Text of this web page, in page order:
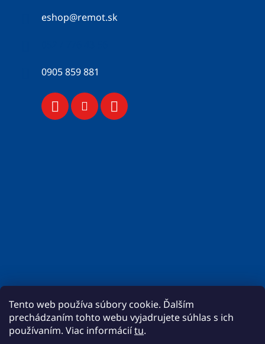
Tento web používa súbory cookie. Ďalším
prechádzaním tohto webu vyjadrujete súhlas s ich
používaním. Viac informáciítu.
eshop@remot.sk
0905 859 881